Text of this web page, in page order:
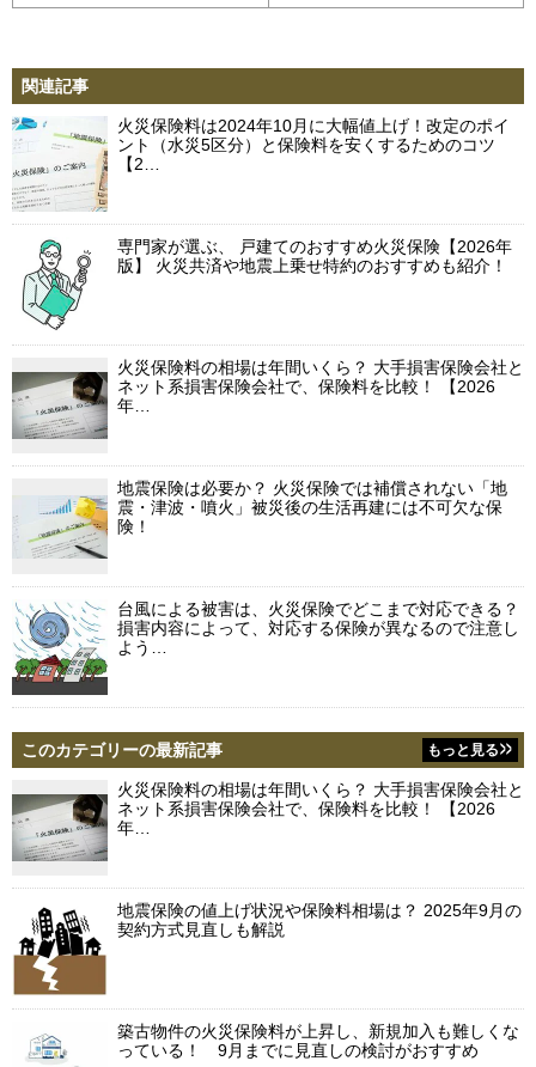
・ホームプロテクト総合保険（AIG損保）
・住まいる共済（全労災）
関連記事
火災保険料は2024年10月に大幅値上げ！改定のポイ
ント（水災5区分）と保険料を安くするためのコツ
【2…
専門家が選ぶ、 戸建てのおすすめ火災保険【2026年
版】 火災共済や地震上乗せ特約のおすすめも紹介！
火災保険料の相場は年間いくら？ 大手損害保険会社と
ネット系損害保険会社で、保険料を比較！ 【2026
年…
地震保険は必要か？ 火災保険では補償されない「地
震・津波・噴火」被災後の生活再建には不可欠な保
険！
台風による被害は、火災保険でどこまで対応できる？
損害内容によって、対応する保険が異なるので注意し
よう…
このカテゴリーの最新記事 もっと見る
火災保険料の相場は年間いくら？ 大手損害保険会社と
ネット系損害保険会社で、保険料を比較！ 【2026
年…
地震保険の値上げ状況や保険料相場は？ 2025年9月の
契約方式見直しも解説
築古物件の火災保険料が上昇し、新規加入も難しくな
っている！ 9月までに見直しの検討がおすすめ